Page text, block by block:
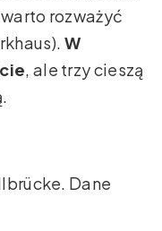
rozważyć
W
, ale trzy cieszą
Dane